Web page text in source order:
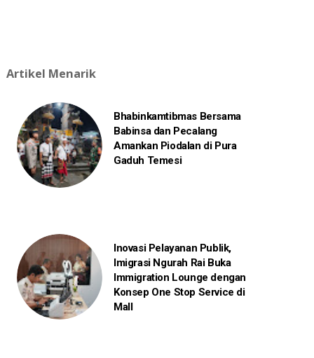
Artikel Menarik
Bhabinkamtibmas Bersama
Babinsa dan Pecalang
Amankan Piodalan di Pura
Gaduh Temesi
Inovasi Pelayanan Publik,
Imigrasi Ngurah Rai Buka
Immigration Lounge dengan
Konsep One Stop Service di
Mall